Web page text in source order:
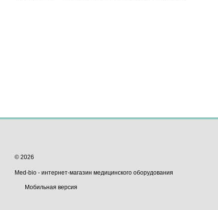
© 2026
Med-bio - интернет-магазин медицинского оборудования
Мобильная версия